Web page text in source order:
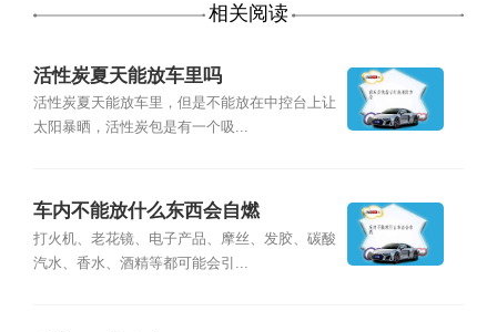
相关阅读
活性炭夏天能放车里吗
活性炭夏天能放车里，但是不能放在中控台上让
太阳暴晒，活性炭包是有一个吸...
车内不能放什么东西会自燃
打火机、老花镜、电子产品、摩丝、发胶、碳酸
汽水、香水、酒精等都可能会引...